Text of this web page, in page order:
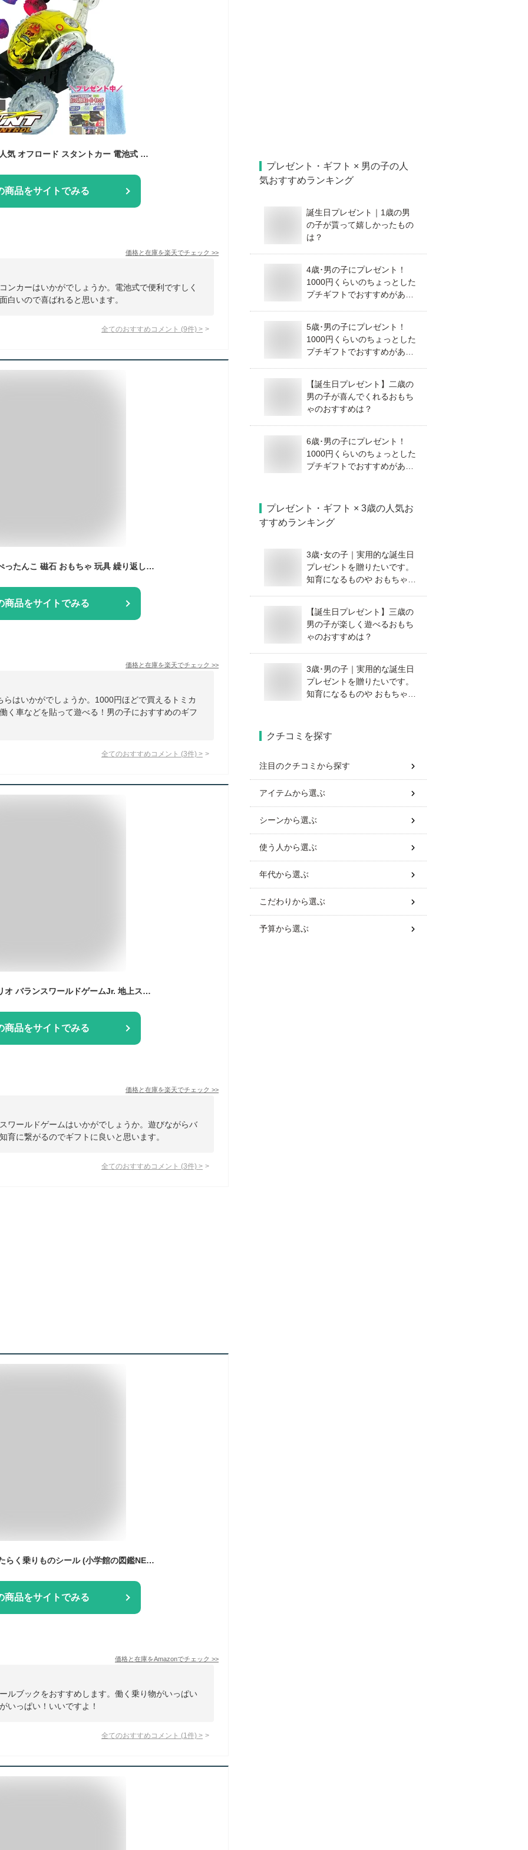
ラジコンカー 男の子 人気 オフロード スタントカー 電池式 ラジコン【くるくる 360度 回転 走行 光る リモコンカー】子供 車 かわいい 人気 おもちゃ 虫 電動 入学祝い 女の子 こどもの日 クリスマス プレゼント 誕生日 贈り物 外遊び 室内遊び グッズ おまけ付 動画有
商品をサイトでみる
価格と在庫を楽天でチェック >>
ンカーはいかがでしょうか。電池式で便利ですしく
白いので喜ばれると思います。
全てのおすすめコメント (9件) >
トミカ マグネットでぺったんこ 磁石 おもちゃ 玩具 繰り返し遊べる 男の子 女の子 子供 ベビー 赤ちゃん 知育 指先 働く車 救急車 消防車 パトカー TT-MGTF2 くるま 乗り物 プレゼント おうち時間 プチギフト お誕生日 お祝い 孫 帰省 送料無料
商品をサイトでみる
価格と在庫を楽天でチェック >>
はいかがでしょうか。1000円ほどで買えるトミカ
く車などを貼って遊べる！男の子におすすめのギフ
全てのおすすめコメント (3件) >
おもちゃ スーパーマリオ バランスワールドゲームJr. 地上ステージ エポック社 EPT-07353 ［CP-GM］ 誕生日 プレゼント 子供 女の子 男の子 ギフト
商品をサイトでみる
価格と在庫を楽天でチェック >>
ワールドゲームはいかがでしょうか。遊びながらバ
育に繋がるのでギフトに良いと思います。
全てのおすすめコメント (3件) >
小学館の図鑑NEO はたらく乗りものシール (小学館の図鑑NEO まるごとシールブック)
商品をサイトでみる
価格と在庫をAmazonでチェック >>
ルブックをおすすめします。働く乗り物がいっぱい
いっぱい！いいですよ！
全てのおすすめコメント (1 件) >
プレゼント・ギフト × 男の子の人
気おすすめランキング
誕生日プレゼント｜1歳の男
の子が貰って嬉しかったもの
は？
4歳･男の子にプレゼント！
1000円くらいのちょっとした
プチギフトでおすすめがあれ
5歳･男の子にプレゼント！
1000円くらいのちょっとした
プチギフトでおすすめがあれ
【誕生日プレゼント】二歳の
男の子が喜んでくれるおもち
ゃのおすすめは？
6歳･男の子にプレゼント！
1000円くらいのちょっとした
プチギフトでおすすめがあれ
プレゼント・ギフト × 3歳の人気お
すすめランキング
3歳･女の子｜実用的な誕生日
プレゼントを贈りたいです。
知育になるものや おもちゃ以
【誕生日プレゼント】三歳の
男の子が楽しく遊べるおもち
ゃのおすすめは？
3歳･男の子｜実用的な誕生日
プレゼントを贈りたいです。
知育になるものや おもちゃ以
クチコミを探す
注目のクチコミから探す
アイテムから選ぶ
シーンから選ぶ
使う人から選ぶ
年代から選ぶ
こだわりから選ぶ
予算から選ぶ